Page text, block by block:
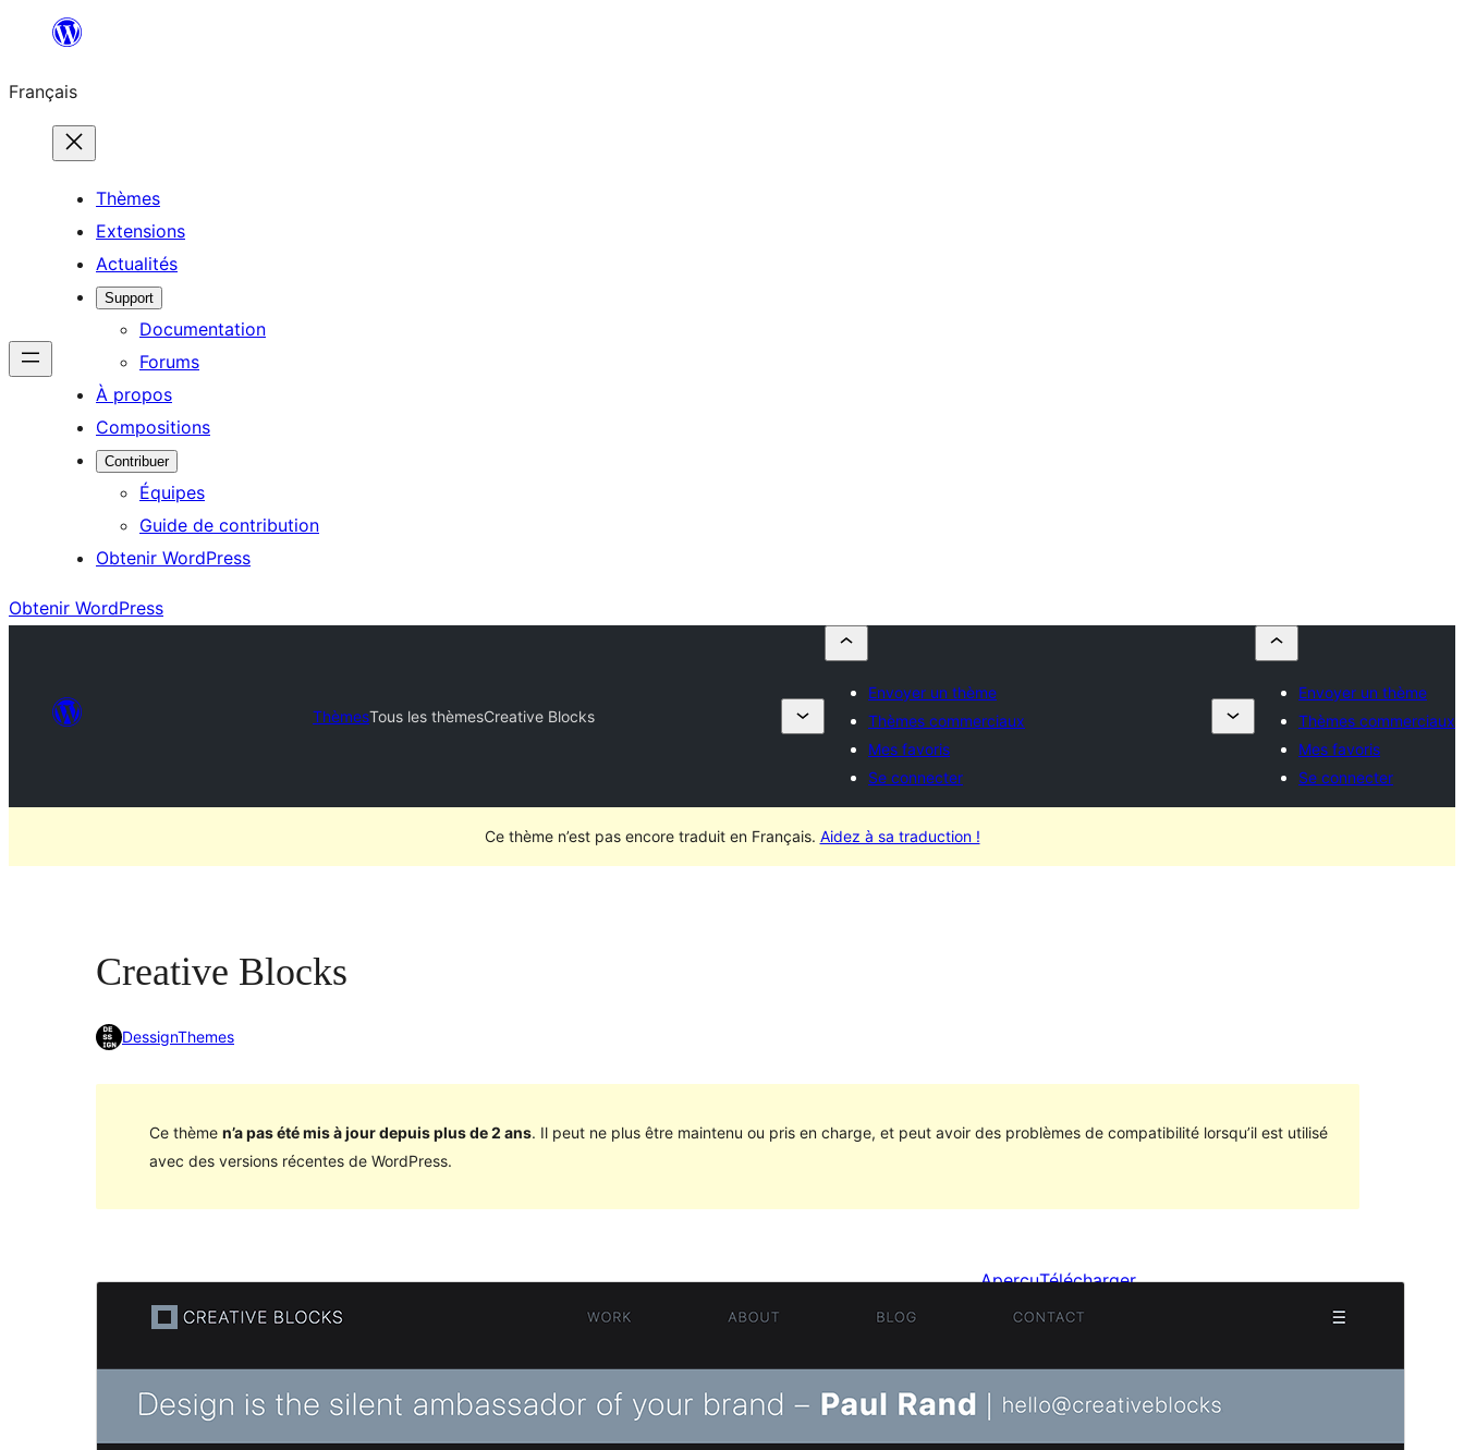
contenu
Français
Thèmes
Extensions
Actualités
Support
Documentation
Forums
À propos
Compositions
Contribuer
Équipes
Guide de contribution
Obtenir WordPress
Obtenir WordPress
ThèmesTous les thèmesCreative Blocks
Envoyer un thème
Thèmes commerciaux
Mes favoris
Se connecter
Envoyer un thème
Thèmes commerciaux
Mes favoris
Se connecter
Ce thème n’est pas encore traduit en Français. Aidez à sa traduction !
Creative Blocks
DessignThemes
Ce thème n’a pas été mis à jour depuis plus de 2 ans. Il peut ne plus être maintenu ou pris en charge, et peut avoir des problèmes de compatibilité lorsqu’il est utilisé
avec des versions récentes de WordPress.
AperçuTélécharger
Version
1.0.2
Version de WordPress